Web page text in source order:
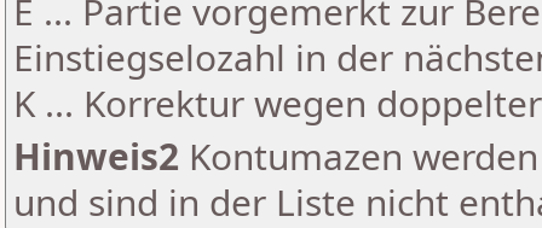
E ... Partie vorgemerkt zur
Einstiegselozahl in der
K ... Korrektur wegen
Hinweis2 Kontumazen
und sind in der Liste nicht